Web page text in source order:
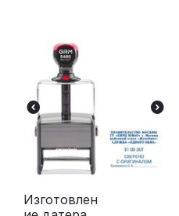
Heavy Duty,
Изготовлен